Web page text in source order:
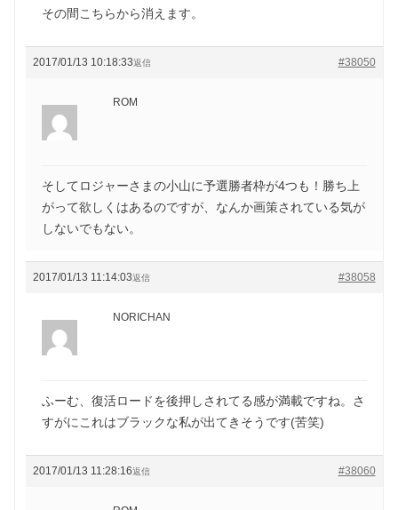
その間こちらから消えます。
2017/01/13 10:18:33 #38050
返信
ROM
そしてロジャーさまの小山に予選勝者枠が4つも！勝ち上
がって欲しくはあるのですが、なんか画策されている気が
しないでもない。
2017/01/13 11:14:03 #38058
返信
NORICHAN
ふーむ、復活ロードを後押しされてる感が満載ですね。さ
すがにこれはブラックな私が出てきそうです(苦笑)
2017/01/13 11:28:16 #38060
返信